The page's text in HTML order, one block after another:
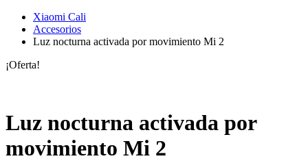
Xiaomi Cali
Accesorios
Luz nocturna activada por movimiento Mi 2
¡Oferta!
Luz nocturna activada por
movimiento Mi 2